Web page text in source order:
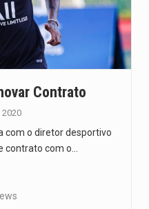
Contrato
2020
com o diretor desportivo
contrato com o…